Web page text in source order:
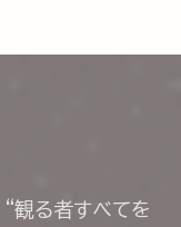
“観る者すべてを